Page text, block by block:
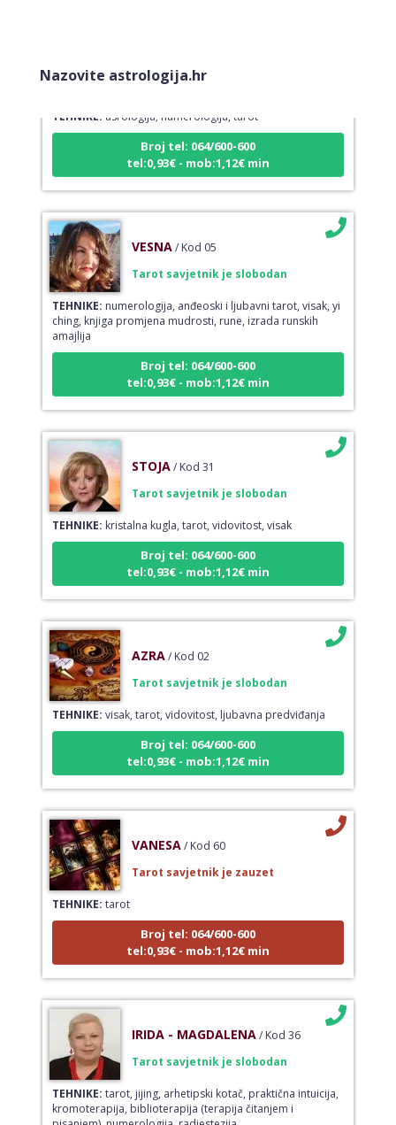
Nazovite astrologija.hrTarot savjetnik je slobodan
Broj tel: 064/600-600
tel:0,93€ - mob:1,12€ min
VESNA / Kod 05
Tarot savjetnik je slobodan
TEHNIKE:numerologija, anđeoski i ljubavni tarot, visak, yi
ching, knjiga promjena mudrosti, rune, izrada runskih
amajlija
Broj tel: 064/600-600
tel:0,93€ - mob:1,12€ min
STOJA / Kod 31
Tarot savjetnik je slobodan
TEHNIKE:kristalna kugla, tarot, vidovitost, visak
Broj tel: 064/600-600
tel:0,93€ - mob:1,12€ min
AZRA / Kod 02
Tarot savjetnik je slobodan
TEHNIKE:visak, tarot, vidovitost, ljubavna predviđanja
Broj tel: 064/600-600
tel:0,93€ - mob:1,12€ min
VANESA / Kod 60
Tarot savjetnik je zauzet
TEHNIKE:tarot
Broj tel: 064/600-600
tel:0,93€ - mob:1,12€ min
IRIDA - MAGDALENA / Kod 36
Tarot savjetnik je slobodan
TEHNIKE:tarot, jijing, arhetipski kotač, praktična intuicija,
kromoterapija, biblioterapija (terapija čitanjem i
pisanjem), numerologija, radiestezija